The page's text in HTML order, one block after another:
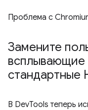
Проблема с
Замените
всплывающие
стандартные
В DevTools теперь